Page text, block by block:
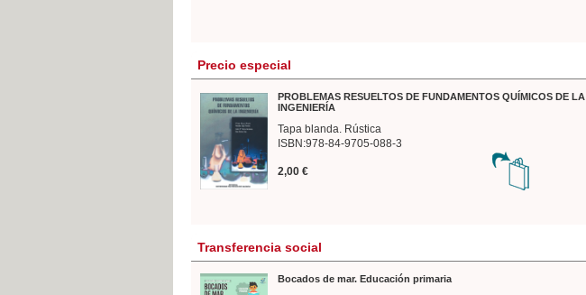
Precio especial
PROBLEMAS RESUELTOS DE FUNDAMENTOS QUÍMICOS DE LA
INGENIERÍA
Tapa blanda. Rústica
ISBN:978-84-9705-088-3
2,00 €
Transferencia social
Bocados de mar. Educación primaria